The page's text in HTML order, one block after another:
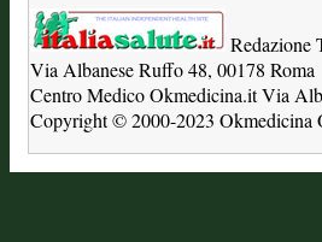
Redazione
Via Albanese Ruffo 48, 00178 Roma
Centro Medico Okmedicina.it Via
Copyright © 2000-2023 Okmedicina